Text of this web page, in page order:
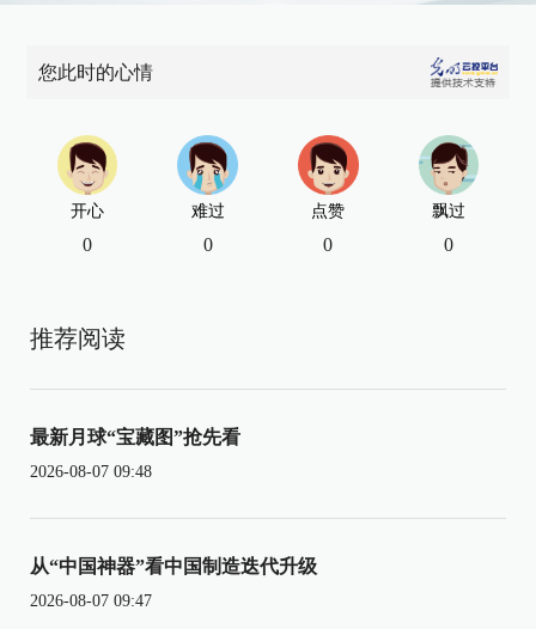
您此时的心情
开心
0
难过
0
点赞
0
飘过
0
推荐阅读
最新月球“宝藏图”抢先看
2026-08-07 09:48
从“中国神器”看中国制造迭代升级
2026-08-07 09:47